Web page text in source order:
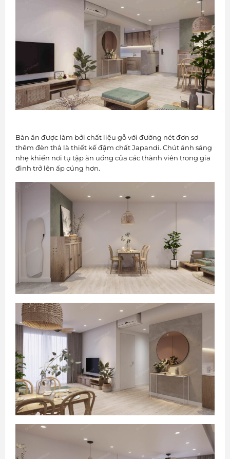
Bàn ăn được làm bởi chất liệu gỗ với đường nét đơn sơ
thêm đèn thả là thiết kế đậm chất Japandi. Chút ánh sáng
nhẹ khiến nơi tụ tập ăn uống của các thành viên trong gia
đình trở lên ấp cúng hơn.